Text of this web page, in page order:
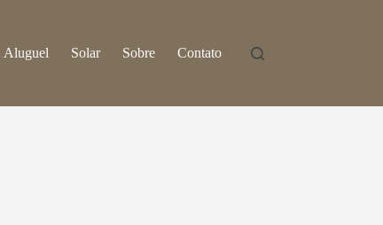
Aluguel Solar Sobre Contato